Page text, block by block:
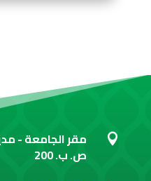
 مقر الجامعة -
ص. ب. 200